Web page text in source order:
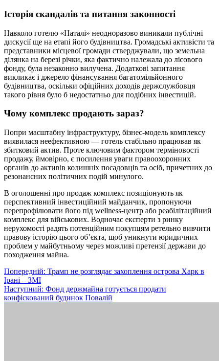
Історія скандалів та питання законності
Навколо готелю «Наталі» неодноразово виникали публічні
дискусії ще на етапі його будівництва. Громадські активісти та
представники місцевої громади стверджували, що земельна
ділянка на березі річки, яка фактично належала до лісового
фонду, була незаконно вилучена. Додаткові запитання
викликає і джерело фінансування багатомільйонного
будівництва, оскільки офіційних доходів держслужбовця
такого рівня було б недостатньо для подібних інвестицій.
Чому комплекс продають зараз?
Попри масштабну інфраструктуру, бізнес-модель комплексу
виявилася неефективною — готель стабільно працював як
збитковий актив. Проте ключовим фактором терміновості
продажу, ймовірно, є посилення уваги правоохоронних
органів до активів колишніх посадовців та осіб, причетних до
резонансних політичних подій минулого.
В оголошенні про продаж комплекс позиціонують як
перспективний інвестиційний майданчик, пропонуючи
перепрофілювати його під wellness-центр або реабілітаційний
комплекс для військових. Водночас експерти з ринку
нерухомості радять потенційним покупцям ретельно вивчити
правову історію цього об’єкта, щоб уникнути юридичних
проблем у майбутньому через можливі претензії держави до
походження майна.
Навігація
записів
Попередній: Трамп не розглядає захоплення острова Харк в
Ірані – ЗМІ
Наступний: Фонд держмайна готується продати
конфіскований будинок Повалій